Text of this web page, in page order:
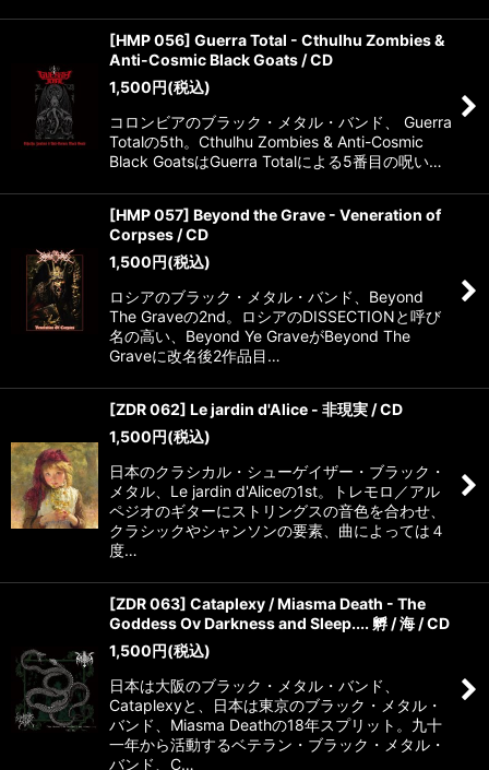
[HMP 056] Guerra Total - Cthulhu Zombies &
Anti-Cosmic Black Goats / CD
1,500円(税込)
コロンビアのブラック・メタル・バンド、 Guerra
Totalの5th。Cthulhu Zombies & Anti-Cosmic
Black GoatsはGuerra Totalによる5番目の呪い…
[HMP 057] Beyond the Grave - Veneration of
Corpses / CD
1,500円(税込)
ロシアのブラック・メタル・バンド、Beyond
The Graveの2nd。ロシアのDISSECTIONと呼び
名の高い、Beyond Ye GraveがBeyond The
Graveに改名後2作品目…
[ZDR 062] Le jardin d'Alice - 非現実 / CD
1,500円(税込)
日本のクラシカル・シューゲイザー・ブラック・
メタル、Le jardin d'Aliceの1st。トレモロ／アル
ペジオのギターにストリングスの音色を合わせ、
クラシックやシャンソンの要素、曲によっては４
度…
[ZDR 063] Cataplexy / Miasma Death - The
Goddess Ov Darkness and Sleep.... 孵 / 海 / CD
1,500円(税込)
日本は大阪のブラック・メタル・バンド、
Cataplexyと、日本は東京のブラック・メタル・
バンド、Miasma Deathの18年スプリット。九十
一年から活動するベテラン・ブラック・メタル・
バンド、C…